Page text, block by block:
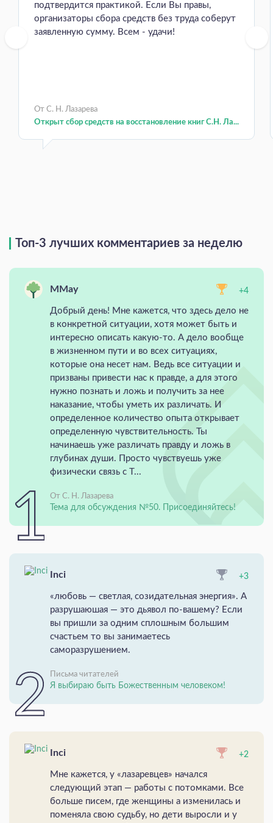
подтвердится практикой. Если Вы правы,
организаторы сбора средств без труда соберут
заявленную сумму. Всем - удачи!
От С. Н. Лазарева
Открыт сбор средств на восстановление книг С.Н. Ла...
Топ-3 лучших комментариев за неделю
MMay +4
Добрый день! Мне кажется, что здесь дело не
в конкретной ситуации, хотя может быть и
интересно описать какую-то. А дело вообще
в жизненном пути и во всех ситуациях,
которые она несет нам. Ведь все ситуации и
призваны привести нас к правде, а для этого
нужно познать и ложь и получить за нее
наказание, чтобы уметь их различать. И
определенное количество опыта открывает
определенную чувствительность. Ты
начинаешь уже различать правду и ложь в
глубинах души. Просто чувствуешь уже
физически связь с Т...
От С. Н. Лазарева
Тема для обсуждения №50. Присоединяйтесь!
Inci +3
«любовь — светлая, созидательная энергия». А
разрушаюшая — это дьявол по-вашему? Если
вы пришли за одним сплошным большим
счастьем то вы занимаетесь
саморазрушением.
Письма читателей
Я выбираю быть Божественным человеком!
Inci +2
Мне кажется, у «лазаревцев» начался
следующий этап — работы с потомками. Все
больше писем, где женщины а изменилась и
поменяла свою судьбу, но дети выросли и у